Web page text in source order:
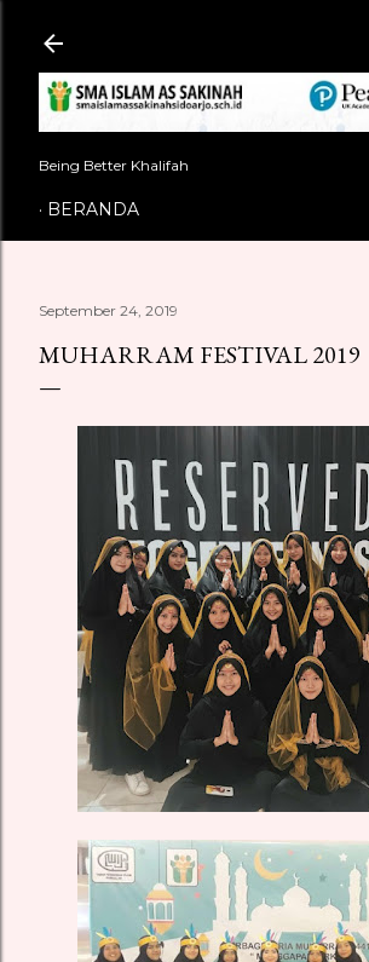
Being Better Khalifah
BERANDA
September 24, 2019
MUHARRAM FESTIVAL 2019